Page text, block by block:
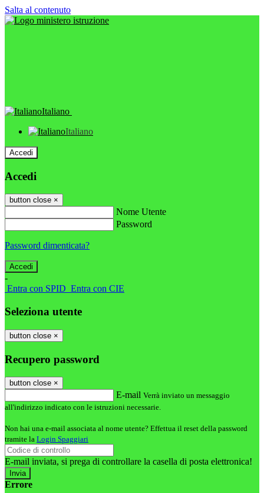
Salta al contenuto
Italiano
Italiano
Accedi
Accedi
button close ×
Nome Utente
Password
Password dimenticata?
-
Entra con SPID Entra con CIE
Seleziona utente
button close ×
Recupero password
button close ×
E-mail Verrà inviato un messaggio
all'indirizzo indicato con le istruzioni necessarie.
Non hai una e-mail associata al nome utente? Effettua il reset della password
tramite la Login Spaggiari
E-mail inviata, si prega di controllare la casella di posta elettronica!
Errore